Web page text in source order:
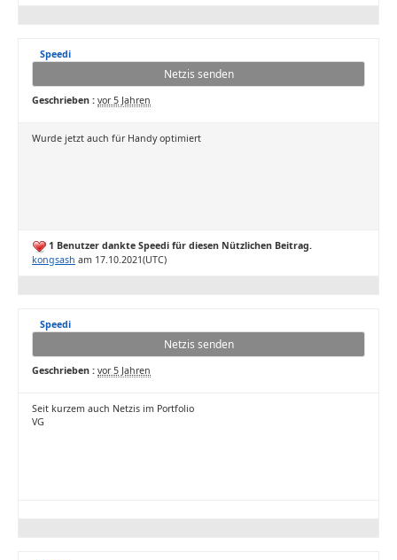
Speedi
Netzis senden
Geschrieben : vor 5 Jahren
Wurde jetzt auch für Handy optimiert
1 Benutzer dankte Speedi für diesen Nützlichen Beitrag.
kongsash am 17.10.2021(UTC)
Speedi
Netzis senden
Geschrieben : vor 5 Jahren
Seit kurzem auch Netzis im Portfolio
VG